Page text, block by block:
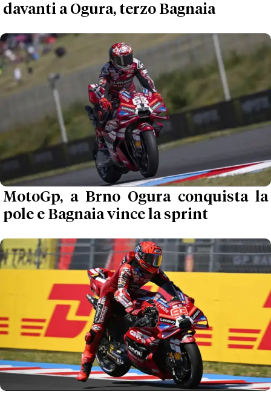
davanti a Ogura, terzo Bagnaia
MotoGp, a Brno Ogura conquista la
pole e Bagnaia vince la sprint